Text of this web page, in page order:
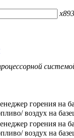
x
горения на
воздух на
горения на
воздух на